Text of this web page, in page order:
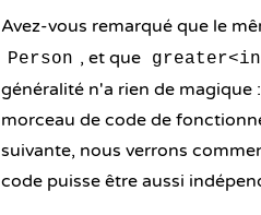
Avez-vous remarqué que le
Person , et que
généralité n'a rien de magique
morceau de code de
suivante, nous verrons
code puisse être aussi